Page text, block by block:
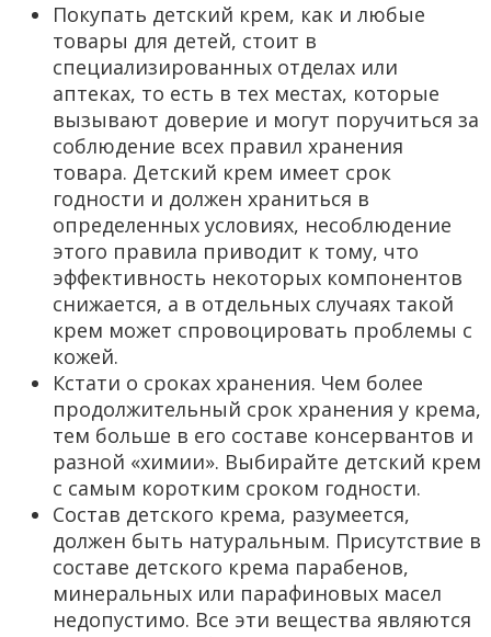
Покупать детский крем, как и любые
товары для детей, стоит в
специализированных отделах или
аптеках, то есть в тех местах, которые
вызывают доверие и могут поручиться за
соблюдение всех правил хранения
товара. Детский крем имеет срок
годности и должен храниться в
определенных условиях, несоблюдение
этого правила приводит к тому, что
эффективность некоторых компонентов
снижается, а в отдельных случаях такой
крем может спровоцировать проблемы с
кожей.
Кстати о сроках хранения. Чем более
продолжительный срок хранения у крема,
тем больше в его составе консервантов и
разной «химии». Выбирайте детский крем
с самым коротким сроком годности.
Состав детского крема, разумеется,
должен быть натуральным. Присутствие в
составе детского крема парабенов,
минеральных или парафиновых масел
недопустимо. Все эти вещества являются